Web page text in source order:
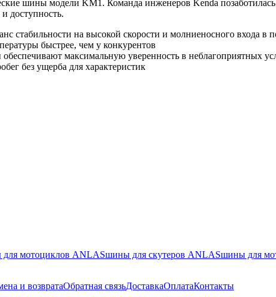
шины модели KM1. Команда инженеров Kenda
доступность.
стабильности на высокой скорости и молниеносного входа в
быстрее, чем у конкурентов
максимальную уверенность в неблагоприятных
без ущерба для характеристик
мотоциклов ANLASшины для скутеров ANLASшины для
и возвратаОбратная связьДоставкаОплатаКонтакты